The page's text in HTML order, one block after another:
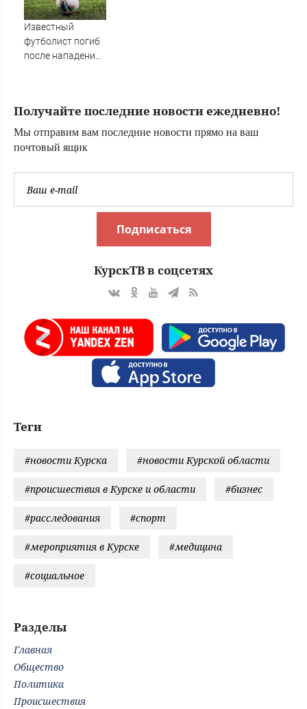
Известный
футболист погиб
после нападения
Получайте последние новости ежедневно!
Мы отправим вам последние новости прямо на ваш
почтовый ящик
Подписаться
КурскТВ в соцсетях
Теги
#новости Курска #новости Курской области
#происшествия в Курске и области #бизнес
#расследования #спорт
#мероприятия в Курске #медицина
#социальное
Разделы
Главная
Общество
Политика
Происшествия